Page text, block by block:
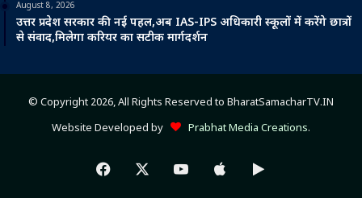
August 8, 2026
उत्तर प्रदेश सरकार की नई पहल,अब IAS-IPS अधिकारी स्कूलों में करेंगे छात्रों
से संवाद,मिलेगा करियर का सटीक मार्गदर्शन
© Copyright 2026, All Rights Reserved to BharatSamacharTV.IN
Website Developed by
Prabhat Media Creations.
Facebook YouTubeAppleGoogle